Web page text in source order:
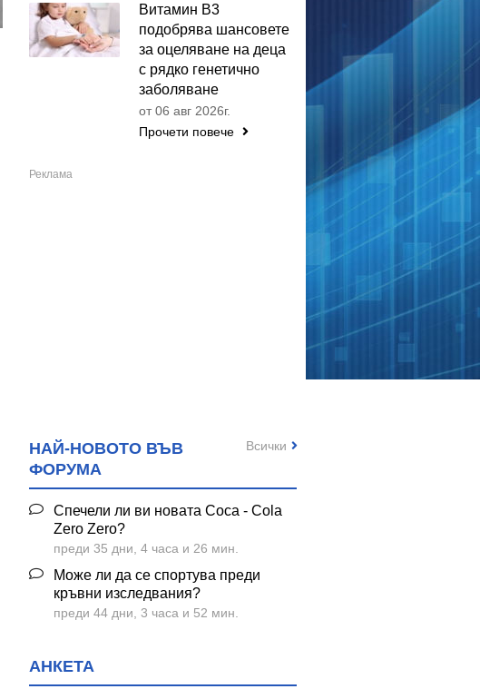
Витамин B3
подобрява шансовете
за оцеляване на деца
с рядко генетично
заболяване
от 06 авг 2026г.
Прочети повече
НАЙ-НОВОТО ВЪВ
ФОРУМА
Спечели ли ви новата Coca - Cola
Zero Zero?
преди 35 дни, 4 часа и 26 мин.
Може ли да се спортува преди
кръвни изследвания?
преди 44 дни, 3 часа и 52 мин.
Всички
АНКЕТА